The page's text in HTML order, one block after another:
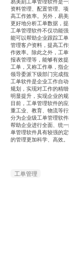
资料管理、配置管理、
高工作效率。另外，易
更好地分析工单数据，提
工单管理软件不仅功能
能可以帮助企业跟踪工
管理客户资料，提高工
作效率。除此之外，工
报表管理等，能够有效提
工单，又称工作单，指
领导委派下级部门完成
工单软件是企业工作自
规划，实现对工作的精
明显提升，实现企业的规
目前，工单管理软件的
重工业、教育、物流等
分为企业级工单管理软
帮助企业进行全面、统
单管理软件具有较强的
的管理更加科学、高效。
工单管理